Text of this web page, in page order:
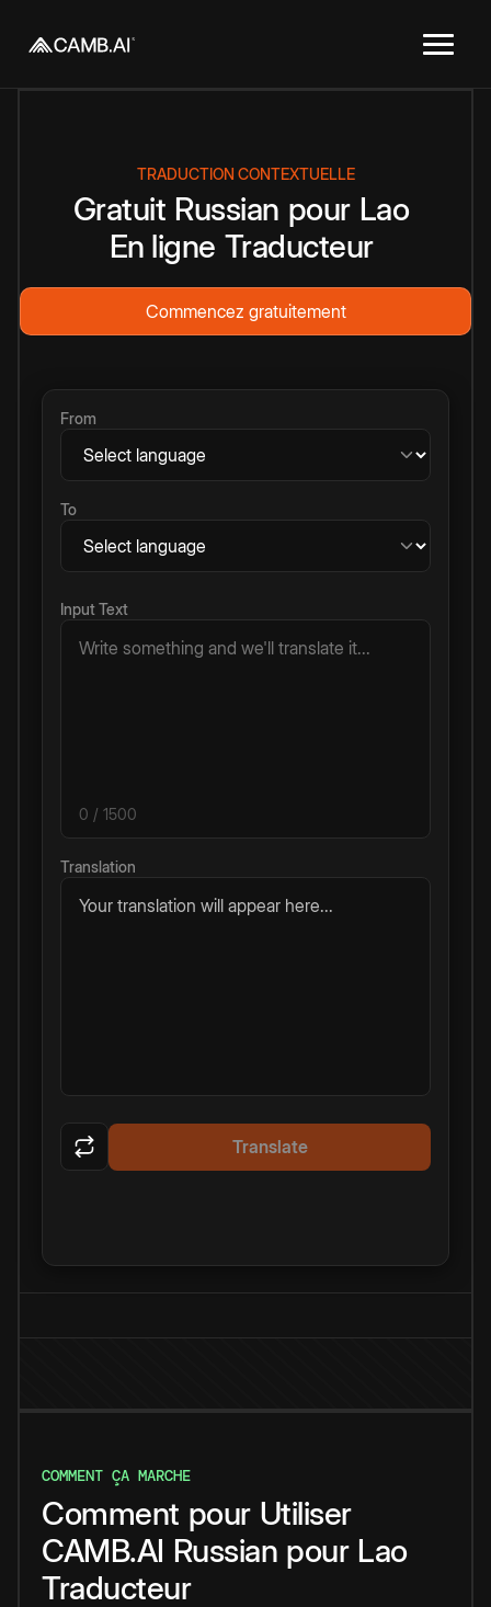
TRADUCTION CONTEXTUELLE
Gratuit Russian pour Lao
En ligne Traducteur
Commencez gratuitement
From
To
Input Text
0 / 1500
Translation
Your translation will appear here...
Translate
COMMENT ÇA MARCHE
Comment pour Utiliser
CAMB.AI Russian pour Lao
Traducteur